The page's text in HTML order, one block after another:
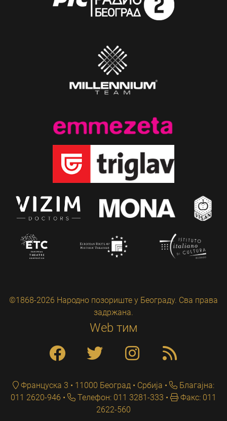
©1868-2026 Народно позориште у Београду. Сва права
задржана.
Web тим
Француска 3 • 11000 Београд • Србија
Благајна:
011 2620-946
Телефон: 011 3281-333
Факс: 011
2622-560